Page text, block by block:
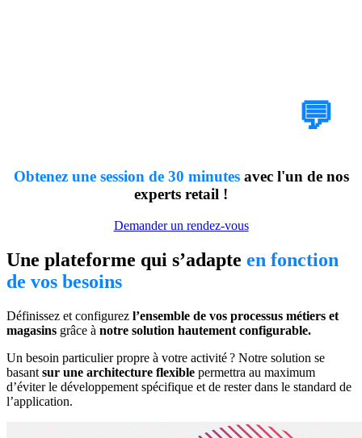
💬
Obtenez une session de 30 minutesavec l'un de nos
experts retail !
Demander un rendez-vous
Une plateforme qui s’adapte en fonction
de vos besoins
Définissez et configurez l’ensemble de vos processus métiers et
magasins grâce à notre solution hautement configurable.
Un besoin particulier propre à votre activité ? Notre solution se
basant sur une architecture flexible permettra au maximum
d’éviter le développement spécifique et de rester dans le standard de
l’application.